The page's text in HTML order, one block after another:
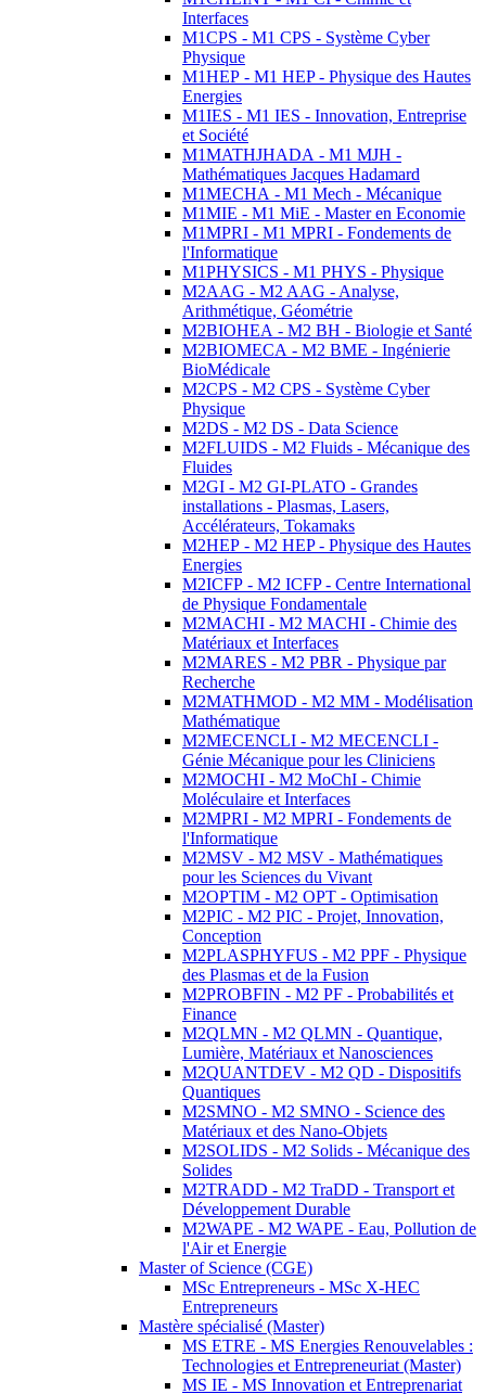
Interfaces
M1CPS - M1 CPS - Système Cyber
Physique
M1HEP - M1 HEP - Physique des Hautes
Energies
M1IES - M1 IES - Innovation, Entreprise
et Société
M1MATHJHADA - M1 MJH -
Mathématiques Jacques Hadamard
M1MECHA - M1 Mech - Mécanique
M1MIE - M1 MiE - Master en Economie
M1MPRI - M1 MPRI - Fondements de
l'Informatique
M1PHYSICS - M1 PHYS - Physique
M2AAG - M2 AAG - Analyse,
Arithmétique, Géométrie
M2BIOHEA - M2 BH - Biologie et Santé
M2BIOMECA - M2 BME - Ingénierie
BioMédicale
M2CPS - M2 CPS - Système Cyber
Physique
M2DS - M2 DS - Data Science
M2FLUIDS - M2 Fluids - Mécanique des
Fluides
M2GI - M2 GI-PLATO - Grandes
installations - Plasmas, Lasers,
Accélérateurs, Tokamaks
M2HEP - M2 HEP - Physique des Hautes
Energies
M2ICFP - M2 ICFP - Centre International
de Physique Fondamentale
M2MACHI - M2 MACHI - Chimie des
Matériaux et Interfaces
M2MARES - M2 PBR - Physique par
Recherche
M2MATHMOD - M2 MM - Modélisation
Mathématique
M2MECENCLI - M2 MECENCLI -
Génie Mécanique pour les Cliniciens
M2MOCHI - M2 MoChI - Chimie
Moléculaire et Interfaces
M2MPRI - M2 MPRI - Fondements de
l'Informatique
M2MSV - M2 MSV - Mathématiques
pour les Sciences du Vivant
M2OPTIM - M2 OPT - Optimisation
M2PIC - M2 PIC - Projet, Innovation,
Conception
M2PLASPHYFUS - M2 PPF - Physique
des Plasmas et de la Fusion
M2PROBFIN - M2 PF - Probabilités et
Finance
M2QLMN - M2 QLMN - Quantique,
Lumière, Matériaux et Nanosciences
M2QUANTDEV - M2 QD - Dispositifs
Quantiques
M2SMNO - M2 SMNO - Science des
Matériaux et des Nano-Objets
M2SOLIDS - M2 Solids - Mécanique des
Solides
M2TRADD - M2 TraDD - Transport et
Développement Durable
M2WAPE - M2 WAPE - Eau, Pollution de
l'Air et Energie
Master of Science (CGE)
MSc Entrepreneurs - MSc X-HEC
Entrepreneurs
Mastère spécialisé (Master)
MS ETRE - MS Energies Renouvelables :
Technologies et Entrepreneuriat (Master)
MS IE - MS Innovation et Entreprenariat